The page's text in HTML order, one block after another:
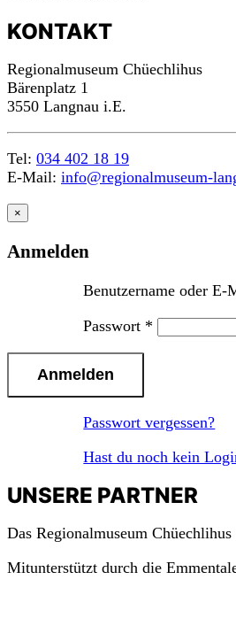
KONTAKT
Regionalmuseum Chüechlihus
Bärenplatz 1
3550 Langnau i.E.
Tel: 034 402 18 19
E-Mail: info@regionalmuseum-
×
Anmelden
Benutzername oder E-
Passwort *
Passwort vergessen?
Hast du noch kein
UNSERE PARTNER
Das Regionalmuseum
Mitunterstützt durch die